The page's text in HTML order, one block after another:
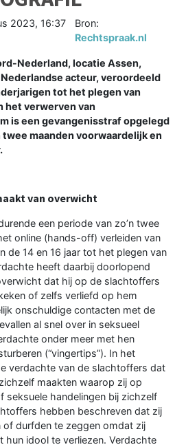
2023, 16:37
Bron:
Rechtspraak.nl
Nederland, locatie Assen,
acteur, veroordeeld
tot het plegen van
het verwerven van
is een gevangenisstraf opgelegd
twee maanden voorwaardelijk en
van overwicht
een periode van zo’n twee
online (hands-off) verleiden van
de 14 en 16 jaar tot het plegen van
heeft daarbij doorlopend
dat hij op de slachtoffers
of zelfs verliefd op hem
onschuldige contacten met de
al snel over in seksueel
onder meer met hen
(“vingertips”). In het
verdachte van de slachtoffers dat
maakten waarop zij op
seksuele handelingen bij zichzelf
hebben beschreven dat zij
of durfden te zeggen omdat zij
hun idool te verliezen. Verdachte